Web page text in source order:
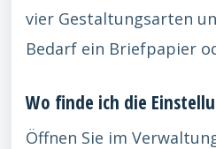
vier Gestaltungsarten
Bedarf ein Briefpapier
Wo finde ich die
Öffnen Sie im